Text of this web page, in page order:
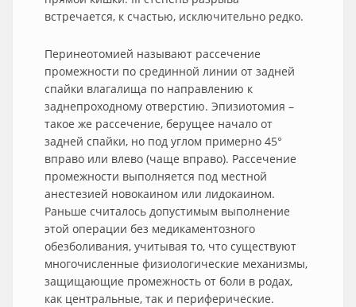
встречается, к счастью, исключительно редко.
Перинеотомией называют рассечение
промежности по срединной линии от задней
спайки влагалища по направлению к
заднепроходному отверстию. Эпизиотомия –
такое же рассечение, берущее начало от
задней спайки, но под углом примерно 45°
вправо или влево (чаще вправо). Рассечение
промежности выполняется под местной
анестезией новокаином или лидокаином.
Раньше считалось допустимым выполнение
этой операции без медикаментозного
обезболивания, учитывая то, что существуют
многочисленные физиологические механизмы,
защищающие промежность от боли в родах,
как центральные, так и периферические.